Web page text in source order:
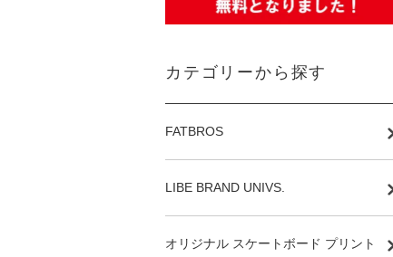
カテゴリーから探す
FATBROS
LIBE BRAND UNIVS.
オリジナル スケートボード プリント